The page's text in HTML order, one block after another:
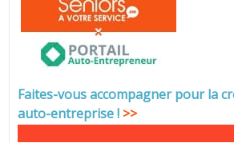
Faites-vous accompagner pour la
auto-entreprise! >>